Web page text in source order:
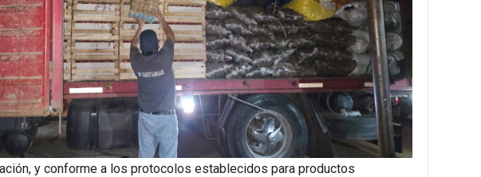
y conforme a los protocolos establecidos para productos